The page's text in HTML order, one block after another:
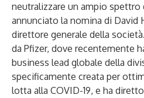
neutralizzare un ampio spettro
annunciato la nomina di David
direttore generale della
da Pfizer, dove recentemente
business lead globale della
specificamente creata per
lotta alla COVID-19, e ha